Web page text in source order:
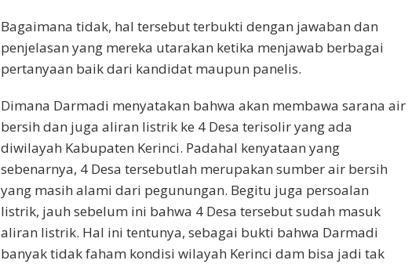
Bagaimana tidak, hal tersebut terbukti dengan jawaban dan
penjelasan yang mereka utarakan ketika menjawab berbagai
pertanyaan baik dari kandidat maupun panelis.
Dimana Darmadi menyatakan bahwa akan membawa sarana air
bersih dan juga aliran listrik ke 4 Desa terisolir yang ada
diwilayah Kabupaten Kerinci. Padahal kenyataan yang
sebenarnya, 4 Desa tersebutlah merupakan sumber air bersih
yang masih alami dari pegunungan. Begitu juga persoalan
listrik, jauh sebelum ini bahwa 4 Desa tersebut sudah masuk
aliran listrik. Hal ini tentunya, sebagai bukti bahwa Darmadi
banyak tidak faham kondisi wilayah Kerinci dam bisa jadi tak